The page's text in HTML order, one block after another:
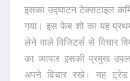
इसका उद्घाटन टेक्सटाइल
गया। इस फेब शो का यह
लेने वाले विजिटर्स से विचार
का व्यापार इसकी प्रमुख
अपने विचार रखे। यह